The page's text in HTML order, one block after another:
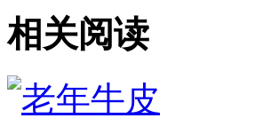
相关阅读